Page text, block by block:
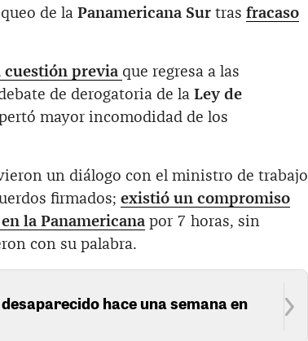
de la Panamericana Sur tras fracaso
cuestión previa que regresa a las
de derogatoria de la Ley de
mayor incomodidad de los
un diálogo con el ministro de trabajo
firmados; existió un compromiso
la Panamericana por 7 horas, sin
con su palabra.
hace una semana en